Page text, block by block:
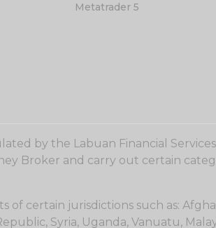
Metatrader 5
by the Labuan Financial
Broker and carry out certain
certain jurisdictions such as:
Syria, Uganda, Vanuatu,